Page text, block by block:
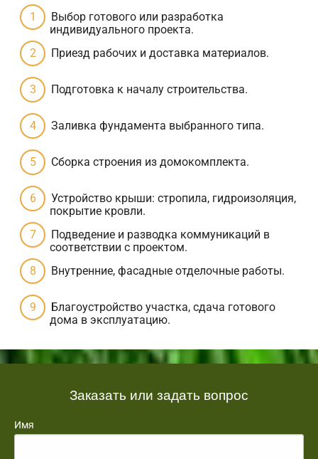
Выбор готового или разработка
индивидуального проекта.
Приезд рабочих и доставка материалов.
Подготовка к началу строительства.
Заливка фундамента выбранного типа.
Сборка строения из домокомплекта.
Устройство крыши: стропила, гидроизоляция,
покрытие кровли.
Подведение и разводка коммуникаций в
соответствии с проектом.
Внутренние, фасадные отделочные работы.
Благоустройство участка, сдача готового
дома в эксплуатацию.
Заказать или задать вопрос
Имя